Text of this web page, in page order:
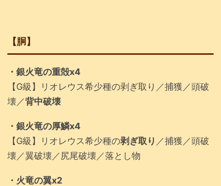
【胴】
・銀火竜の重殻x4
【G級】リオレウス希少種の剥ぎ取り／捕獲／頭破
壊／背中破壊
・銀火竜の厚鱗x4
【G級】リオレウス希少種の剥ぎ取り ／捕獲／頭破
壊／翼破壊／尻尾破壊／落とし物
・火竜の翼x2